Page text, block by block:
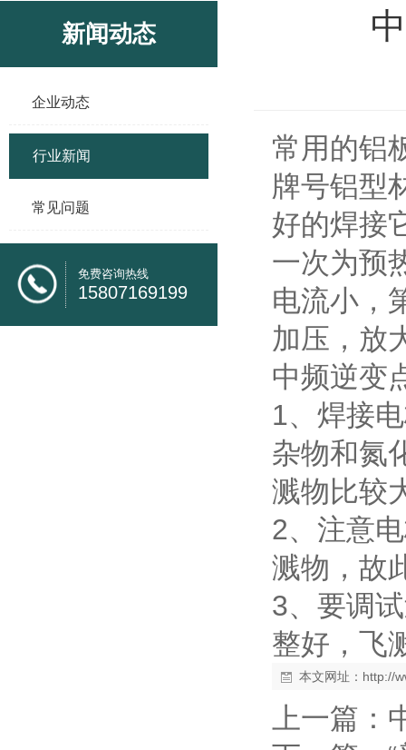
新闻动态
企业动态
行业新闻
常见问题
免费咨询热线
15807169199
常用的铝
牌号铝型
好的焊接
一次为预
电流小，
加压，放
中频逆变
1、焊接
杂物和氮
溅物比较
2、注意
溅物，故
3、要调
整好，飞
本文网址： http://
上一篇：